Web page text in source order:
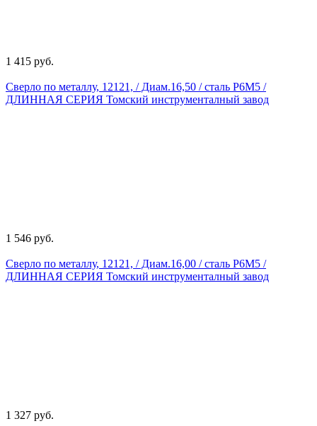
1 415 руб.
Сверло по металлу, 12121, / Диам.16,50 / сталь Р6М5 /
ДЛИННАЯ СЕРИЯ Томский инструменталный завод
1 546 руб.
Сверло по металлу, 12121, / Диам.16,00 / сталь Р6М5 /
ДЛИННАЯ СЕРИЯ Томский инструменталный завод
1 327 руб.